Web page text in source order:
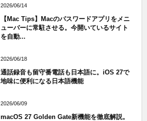
2026/06/14
【Mac Tips】Macのパスワードアプリをメニ
ューバーに常駐させる。今開いているサイト
を自動...
2026/06/18
通話録音も留守番電話も日本語に。iOS 27で
地味に便利になる日本語機能
2026/06/09
macOS 27 Golden Gate新機能を徹底解説。